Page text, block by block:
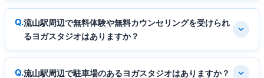
流山駅周辺で無料体験や無料カウンセリングを受けられ
るヨガスタジオはありますか？
流山駅周辺で駐車場のあるヨガスタジオはありますか？